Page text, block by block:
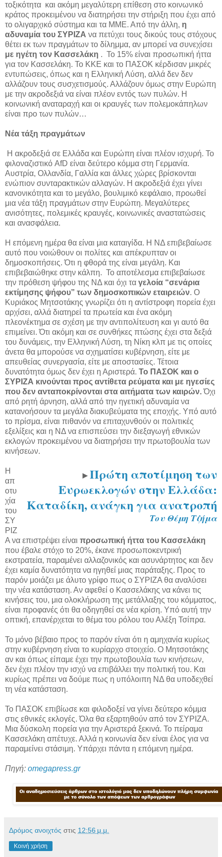
τοξικότητα και ακόμη μεγαλύτερη επίθεση στο κοινωνικό
κράτος προκειμένου να διατηρήσει την στήριξη που έχει από
το ολιγαρχικό σύστημα και τα ΜΜΕ. Από την άλλη, η
αδυναμία του ΣΥΡΙΖΑ να πετύχει τους δικούς τους στόχους
θέτει εκ των πραγμάτων το δίλημμα, αν μπορεί να συνεχίσει
με ηγέτη τον Κασσελάκη . Το 15% είναι προσωπική ήττα
για τον Κασσελάκη. Το ΚΚΕ και το ΠΑΣΟΚ κέρδισαν μικρές
εντυπώσεις, όπως και η Ελληνική Λύση, αλλά δεν δεν
αλλάζουν τους συσχετισμούς. Αλλάζουν όμως στην Ευρώπη
με την ακροδεξιά να είναι πλέον εντός των πυλών. Η
κοινωνική αναταραχή και οι κραυγές των πολεμοκάπηλων
είναι προ των πυλών…
Νέα τάξη πραγμάτων
Η ακροδεξιά σε Ελλάδα και Ευρώπη είναι πλέον ισχυρή. Το
φιλοναζιστικό AfD είναι δεύτερο κόμμα στη Γερμανία.
Αυστρία, Ολλανδία, Γαλλία και άλλες χώρες βρίσκονται
ενώπιον συνταρακτικών αλλαγών. Η ακροδεξιά έχει γίνει
κανονικότητα και το μεγάλο, βουλιμικό κεφάλαιο, προωθεί
μια νέα τάξη πραγμάτων στην Ευρώπη. Μεγαλύτερες
ανισότητες, πολεμικές κραυγές, κοινωνικές αναστατώσεις
και ανασφάλεια.
Η επόμενη ημέρα θα είναι μια καταιγίδα. Η ΝΔ επιβεβαίωσε
αυτό που νοιώθουν οι πολίτες και απέκρυπταν οι
δημοσκοπήσεις. Ότι η φθορά της είναι μεγάλη. Και
επιβεβαιώθηκε στην κάλπη. Το αποτέλεσμα επιβεβαίωσε
την πρόθεση ψήφου της ΝΔ και όχι τα γελοία “σενάρια
εκτίμησης ψήφου” των δημοσκοπικών εταιρειών. Ο
Κυριάκος Μητσοτάκης γνωρίζει ότι η αντίστροφη πορεία έχει
αρχίσει, αλλά διατηρεί τα πρωτεία και ένα ακόμη
πλεονέκτημα σε σχέση με την αντιπολίτευση και γι αυτό θα
επιμείνει. Ότι ακόμη και σε συνθήκες πτώσης έχει στα δεξιά
του δυνάμεις, την Ελληνική Λύση, τη Νίκη κλπ με τις οποίες
άνετα θα μπορούσε να σχηματίσει κυβέρνηση, είτε με
απευθείας συνεργασία, είτε με αποστασίες. Τέτοια
δυνατότητα όμως δεν έχει η Αριστερά. Το ΠΑΣΟΚ και ο
ΣΥΡΙΖΑ κινούνται προς αντίθετα ρεύματα και με ηγεσίες
που δεν ανταποκρίνονται στα αιτήματα των καιρών.Όχι
από ρητή άρνηση, αλλά από την ηγετική αδυναμία να
κατανοήσουν τα μεγάλα διακυβεύματα της εποχής. Υπό αυτό
το πρίσμα, είναι πιθανόν να επιταχυνθούν οι πολιτικές
εξελίξεις και η ΝΔ να επισπεύσει την διεξαγωγή εθνικών
εκλογών προκειμένου να διατηρήσει την πρωτοβουλία των
κινήσεων.
►Πρώτη αποτίμηση των
Ευρωεκλογών στην Ελλάδα:
Καταδίκη, ανάγκη για ανατροπή
Του Θέμη Τζήμα
Η
απ
οτυ
χία
του
ΣΥ
ΡΙΖ
Α να επιστρέψει είναι προσωπική ήττα του Κασσελάκη
που έβαλε στόχο το 20%, έκανε προσωποκεντρική
εκστρατεία, παραμένει αλλαζονικός και ασυνάρτητος και δεν
έχει καμία δυνατότητα να ηγηθεί μιας παράταξης. Προς το
παρόν μοιάζει με άλυτο γρίφο πως ο ΣΥΡΙΖΑ θα αναλύσει
την νέα κατάσταση. Αν αφεθεί ο Κασσελάκης να κάνει τις
κινήσεις του, μια ολοκλήρωση της μετάλλαξης του κόμματος,
είναι προφανές ότι θα οδηγηθεί σε νέα κρίση. Υπό αυτή την
οπτική, επανέρχεται το θέμα του ρόλου του Αλέξη Τσίπρα.
Το μόνο βέβαιο προς το παρόν είναι ότι η αμηχανία κυρίως
στην κυβέρνηση είναι το κυρίαρχο στοιχείο. Ο Μητσοτάκης
αν και όπως είπαμε έχει την πρωτοβουλία των κινήσεων,
δεν έχει πλέον την ισχύ να επιβάλλει την πολιτική του. Και
κυρίως πρέπει να δούμε πως η υπόλοιπη ΝΔ θα υποδεχθεί
τη νέα κατάσταση.
Το ΠΑΣΟΚ επιβίωσε και φιλοδοξεί να γίνει δεύτερο κόμμα
στις εθνικές εκλογές. Όλα θα εξαρτηθούν από τον ΣΥΡΙΖΑ.
Μια δύσκολη πορεία για την Αριστερά ξεκινά. Το πείραμα
Κασσελάκη απέτυχε. Αλλά η κοινωνία δεν είναι έλος για να
παραμείνει στάσιμη. Υπάρχει πάντα η επόμενη ημέρα.
Πηγή: omegapress.gr
Δρόμος ανοιχτός στις 12:56 μ.μ.
Κοινή χρήση